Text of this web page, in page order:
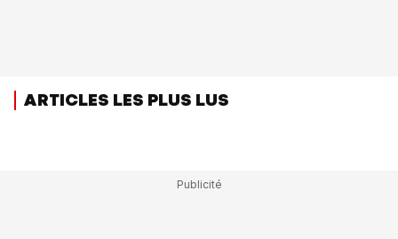
ARTICLES LES PLUS LUS